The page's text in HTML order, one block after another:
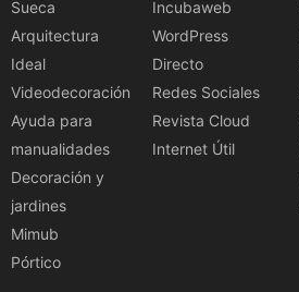
Sueca
Arquitectura
Ideal
Videodecoración
Ayuda para
manualidades
Decoración y
jardines
Mimub
Pórtico
Incubaweb
WordPress
Directo
Redes Sociales
Revista Cloud
Internet Útil